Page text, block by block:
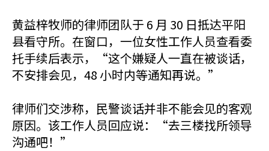
黄益梓牧师的律师团队于 6 月 30 日抵达平阳
县看守所。在窗口，一位女性工作人员查看委
托手续后表示，“这个嫌疑人一直在被谈话，
不安排会见，48 小时内等通知再说。”
律师们交涉称，民警谈话并非不能会见的客观
原因。该工作人员回应说：“去三楼找所领导
沟通吧！”